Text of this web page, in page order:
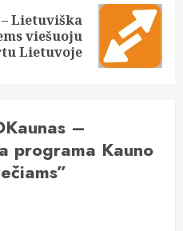
Lietuviška
viešuoju
Lietuvoje
–
programa Kauno
”